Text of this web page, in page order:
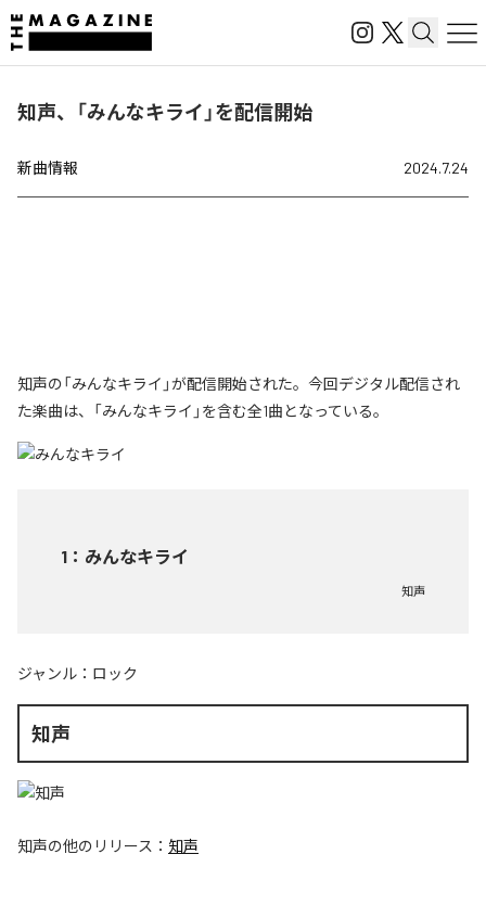
知声、「みんなキライ」を配信開始
新曲情報 2024.7.24
知声の「みんなキライ」が配信開始された。今回デジタル配信され
た楽曲は、「みんなキライ」を含む全1曲となっている。
1 ： みんなキライ
知声
ジャンル： ロック
知声
知声の他のリリース： 知声